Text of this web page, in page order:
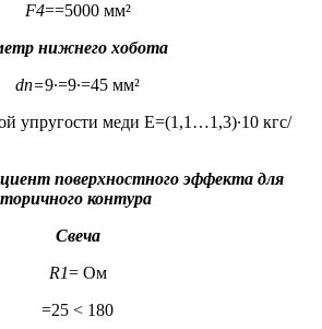
F4==5000 мм²
нижнего хобота
dn=9∙=9∙=45 мм²
упругости меди Е=(1,1…1,3)∙10 кгс/
поверхностного эффекта для
контура
Свеча
R1= Ом
=25 < 180